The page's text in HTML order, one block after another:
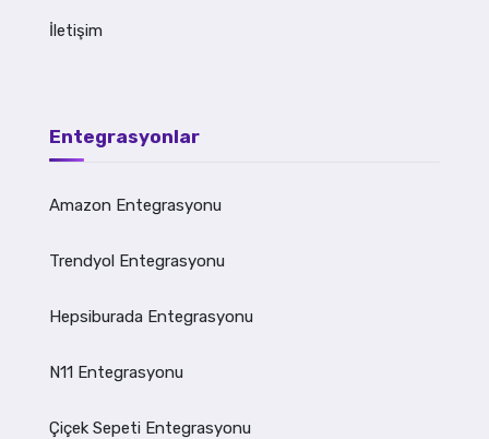
İletişim
Entegrasyonlar
Amazon Entegrasyonu
Trendyol Entegrasyonu
Hepsiburada Entegrasyonu
N11 Entegrasyonu
Çiçek Sepeti Entegrasyonu